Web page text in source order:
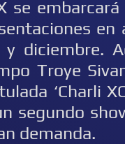
se
en
diciembre.
Troye
‘Charli
segundo
demanda.